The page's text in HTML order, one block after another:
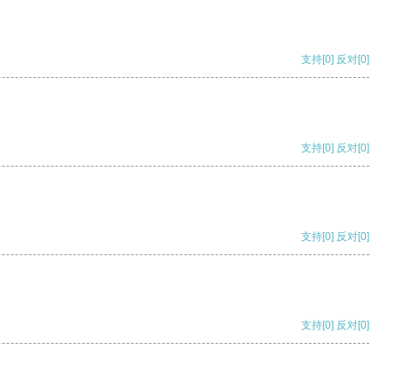
支持[0] 反对[0]
支持[0] 反对[0]
支持[0] 反对[0]
支持[0] 反对[0]